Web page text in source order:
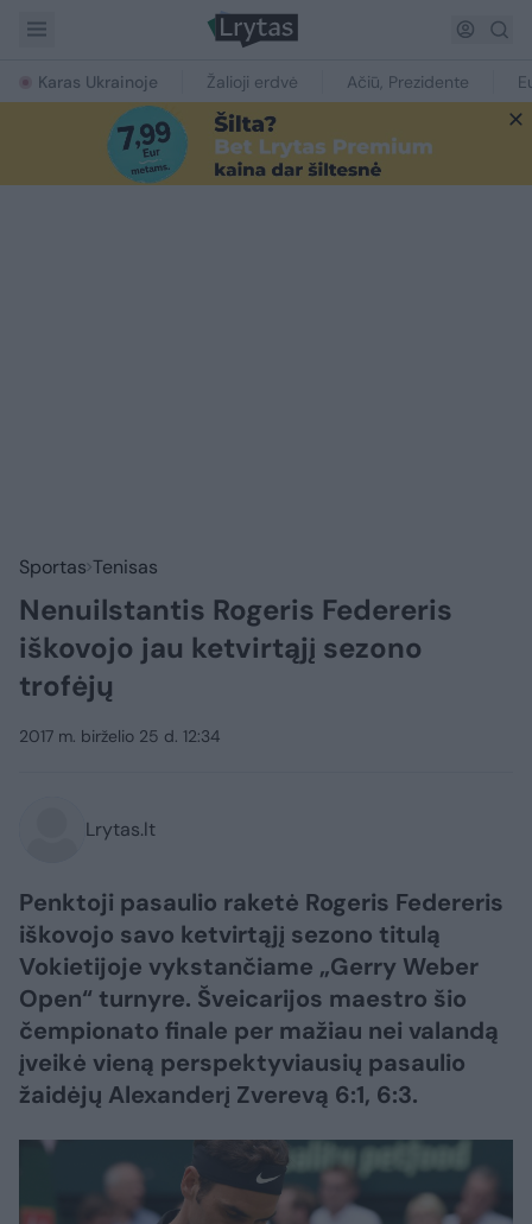
Karas Ukrainoje Žalioji erdvė Ačiū, Prezidente
Sportas Tenisas
Nenuilstantis Rogeris Federeris
iškovojo jau ketvirtąjį sezono
trofėjų
2017 m. birželio 25 d. 12:34
Lrytas.lt
Penktoji pasaulio raketė Rogeris Federeris
iškovojo savo ketvirtąjį sezono titulą
Vokietijoje vykstančiame „Gerry Weber
Open“ turnyre. Šveicarijos maestro šio
čempionato finale per mažiau nei valandą
įveikė vieną perspektyviausių pasaulio
žaidėjų Alexanderį Zverevą 6:1, 6:3.